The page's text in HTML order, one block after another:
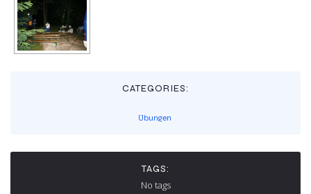
CATEGORIES:
Übungen
TAGS:
No tags